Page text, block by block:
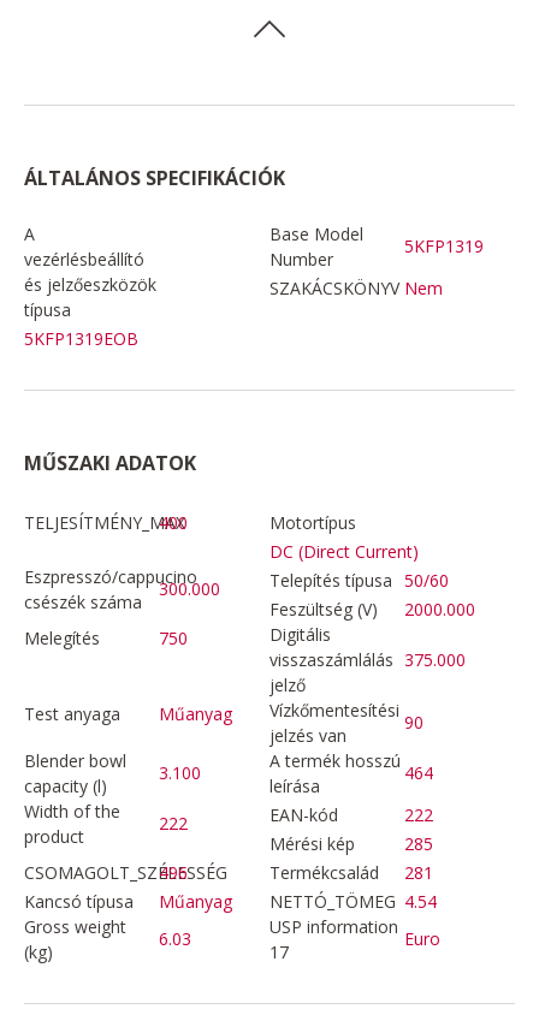
ÁLTALÁNOS SPECIFIKÁCIÓK
A
vezérlésbeállító
és jelzőeszközök
típusa
5KFP1319EOB
Base Model
Number
5KFP1319
SZAKÁCSKÖNYV Nem
MŰSZAKI ADATOK
TELJESÍTMÉNY_MAX
400
Motortípus
DC (Direct Current)
Eszpresszó/cappucino
csészék száma
300.000 Telepítés típusa 50/60
Feszültség (V)
2000.000
Melegítés
750
Digitális
visszaszámlálás
jelző
375.000
Test anyaga Műanyag
Vízkőmentesítési
jelzés van
90
Blender bowl
capacity (l)
3.100
A termék hosszú
leírása
464
Width of the
product
222 EAN-kód
222
Mérési kép
285
CSOMAGOLT_SZÉLESSÉG
496 Termékcsalád
281
Kancsó típusa
Műanyag NETTÓ_TÖMEG 4.54
Gross weight
(kg)
6.03
USP information
17
Euro